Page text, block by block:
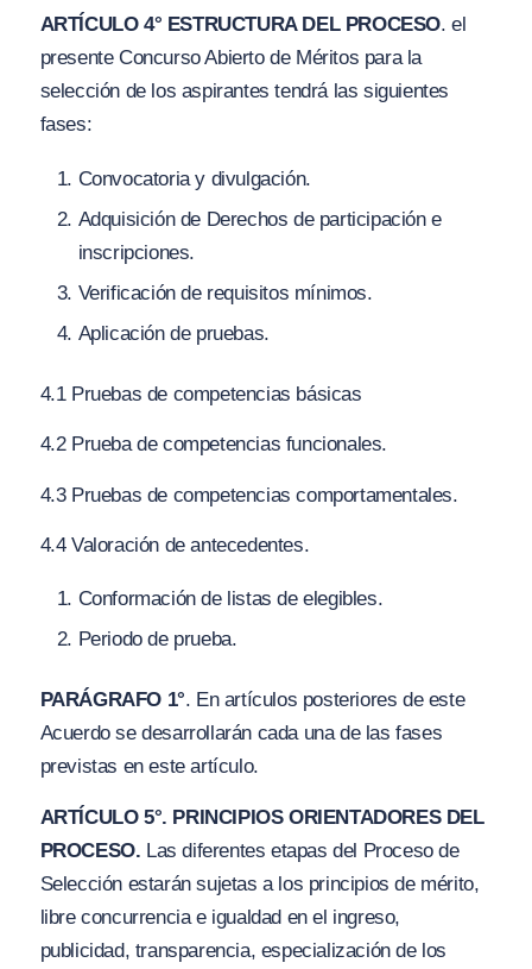
ARTÍCULO 4° ESTRUCTURA DEL PROCESO. el
presente Concurso Abierto de Méritos para la
selección de los aspirantes tendrá las siguientes
fases:
Convocatoria y divulgación.
Adquisición de Derechos de participación e
inscripciones.
Verificación de requisitos mínimos.
Aplicación de pruebas.
4.1 Pruebas de competencias básicas
4.2 Prueba de competencias funcionales.
4.3 Pruebas de competencias comportamentales.
4.4 Valoración de antecedentes.
Conformación de listas de elegibles.
Periodo de prueba.
PARÁGRAFO 1°. En artículos posteriores de este
Acuerdo se desarrollarán cada una de las fases
previstas en este artículo.
ARTÍCULO 5°. PRINCIPIOS ORIENTADORES DEL
PROCESO. Las diferentes etapas del Proceso de
Selección estarán sujetas a los principios de mérito,
libre concurrencia e igualdad en el ingreso,
publicidad, transparencia, especialización de los